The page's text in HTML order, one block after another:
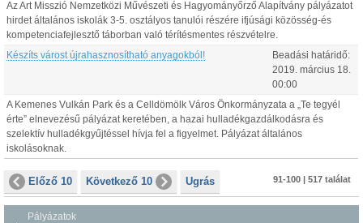
Az Art Misszió Nemzetközi Művészeti és Hagyományőrző Alapítvány pályázatot
hirdet általános iskolák 3-5. osztályos tanulói részére ifjúsági közösség-és
kompetenciafejlesztő táborban való térítésmentes részvételre.
Készíts várost újrahasznosítható anyagokból!
Beadási határidő:
2019. március 18
00:00
A Kemenes Vulkán Park és a Celldömölk Város Önkormányzata a „Te tegyél
érte” elnevezésű pályázat keretében, a hazai hulladékgazdálkodásra és
szelektív hulladékgyűjtéssel hívja fel a figyelmet. Pályázat általános
iskolásoknak.
Előző 10 Következő 10 Ugrás 91-100 | 517 találat
Pályázatok